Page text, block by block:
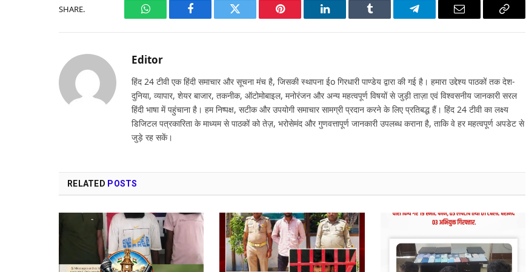
SHARE.
WhatsAppFacebook Twitter Pinterest LinkedIn Tumblr Telegram Email
Copy
Editor
हिंद 24 टीवी एक हिंदी समाचार और सूचना मंच है, जिसकी स्थापना ईo गिरधारी पाण्डेय द्वारा की गई है। हमारा उद्देश्य पाठकों तक देश-
दुनिया, व्यापार, शेयर बाजार, तकनीक, ऑटोमोबाइल, मनोरंजन और अन्य महत्वपूर्ण विषयों से जुड़ी ताज़ा एवं विश्वसनीय जानकारी सरल
हिंदी भाषा में पहुंचाना है। हम निष्पक्ष, सटीक और उपयोगी समाचार सामग्री प्रदान करने के लिए प्रतिबद्ध हैं। हिंद 24 टीवी का लक्ष्य
डिजिटल पत्रकारिता के माध्यम से पाठकों को तेज़, भरोसेमंद और गुणवत्तापूर्ण जानकारी उपलब्ध कराना है, ताकि वे हर महत्वपूर्ण अपडेट से
जुड़े रह सकें।
RELATED POSTS